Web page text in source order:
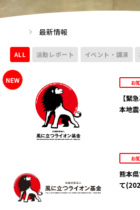
最新情報
ALL 活動レポート イベント・講演
お
【緊
本地
お
熊本
て